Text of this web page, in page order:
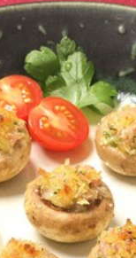
リセット